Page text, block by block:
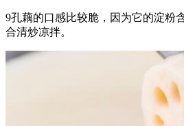
9孔藕的口感比较脆，因为它的淀粉
合清炒凉拌。